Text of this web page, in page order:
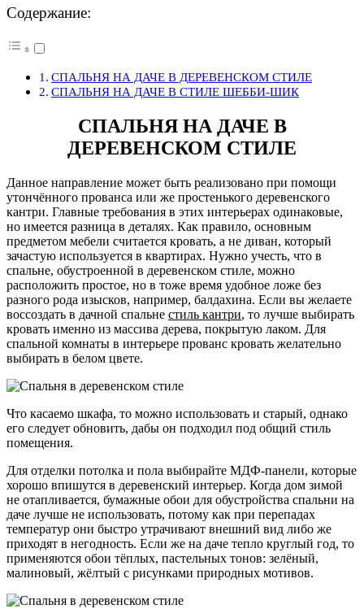
Содержание:
СПАЛЬНЯ НА ДАЧЕ В ДЕРЕВЕНСКОМ СТИЛЕ
СПАЛЬНЯ НА ДАЧЕ В СТИЛЕ ШЕББИ-ШИК
СПАЛЬНЯ НА ДАЧЕ В
ДЕРЕВЕНСКОМ СТИЛЕ
Данное направление может быть реализовано при помощи
утончённого прованса или же простенького деревенского
кантри. Главные требования в этих интерьерах одинаковые,
но имеется разница в деталях. Как правило, основным
предметом мебели считается кровать, а не диван, который
зачастую используется в квартирах. Нужно учесть, что в
спальне, обустроенной в деревенском стиле, можно
расположить простое, но в тоже время удобное ложе без
разного рода изысков, например, балдахина. Если вы желаете
воссоздать в дачной спальне стиль кантри, то лучше выбирать
кровать именно из массива дерева, покрытую лаком. Для
спальной комнаты в интерьере прованс кровать желательно
выбирать в белом цвете.
Что касаемо шкафа, то можно использовать и старый, однако
его следует обновить, дабы он подходил под общий стиль
помещения.
Для отделки потолка и пола выбирайте МДФ-панели, которые
хорошо впишутся в деревенский интерьер. Когда дом зимой
не отапливается, бумажные обои для обустройства спальни на
даче лучше не использовать, потому как при перепадах
температур они быстро утрачивают внешний вид либо же
приходят в негодность. Если же на даче тепло круглый год, то
применяются обои тёплых, пастельных тонов: зелёный,
малиновый, жёлтый с рисунками природных мотивов.